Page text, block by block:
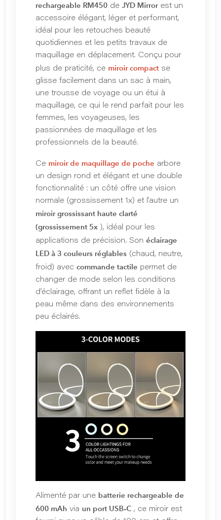
rechargeable RM450 de JYD Mirrorest un
accessoire élégant, léger et performant,
idéal pour les retouches beauté
quotidiennes et les petits travaux de
maquillage en déplacement. Conçu pour
plus de praticité, ce miroir compact se
glisse facilement dans un sac à main,
une trousse de voyage ou un étui à
maquillage, ce qui le rend parfait pour les
femmes, les voyageuses, les
passionnées de maquillage et les
professionnels de la beauté.
Ce miroir de maquillage de poche arbore
un design rond et élégant et une double
fonctionnalité : un côté offre une vision
normale (grossissement 1x) et l’autre un
miroir grossissant haute clarté
(grossissement 5x ), idéal pour les
applications de précision. Son éclairage
LED à 3 couleurs réglables (chaud, neutre,
froid) avec commande tactile permet de
changer de mode selon les conditions
d’éclairage, offrant un reflet fidèle à la
peau même dans des environnements
peu éclairés.
Alimenté par une batterie rechargeable de
600 mAh via un port USB-C , ce miroir est